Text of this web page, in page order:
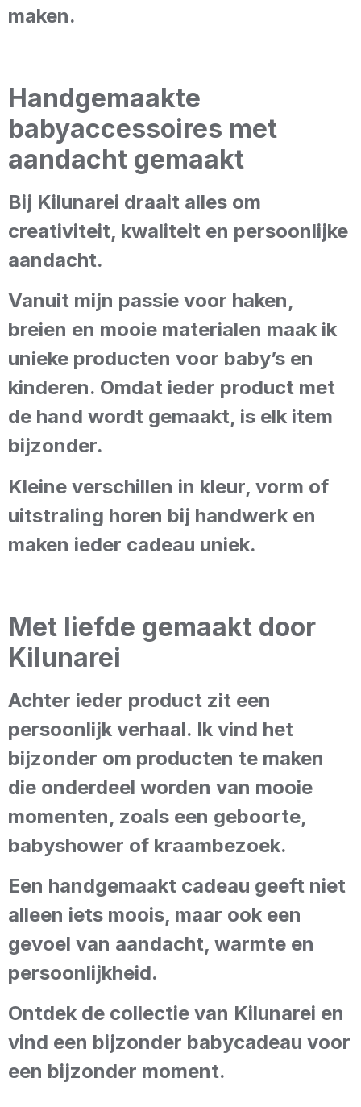
maken.
Handgemaakte
babyaccessoires met
aandacht gemaakt
Bij Kilunarei draait alles om
creativiteit, kwaliteit en persoonlijke
aandacht.
Vanuit mijn passie voor haken,
breien en mooie materialen maak ik
unieke producten voor baby’s en
kinderen. Omdat ieder product met
de hand wordt gemaakt, is elk item
bijzonder.
Kleine verschillen in kleur, vorm of
uitstraling horen bij handwerk en
maken ieder cadeau uniek.
Met liefde gemaakt door
Kilunarei
Achter ieder product zit een
persoonlijk verhaal. Ik vind het
bijzonder om producten te maken
die onderdeel worden van mooie
momenten, zoals een geboorte,
babyshower of kraambezoek.
Een handgemaakt cadeau geeft niet
alleen iets moois, maar ook een
gevoel van aandacht, warmte en
persoonlijkheid.
Ontdek de collectie van Kilunarei en
vind een bijzonder babycadeau voor
een bijzonder moment.